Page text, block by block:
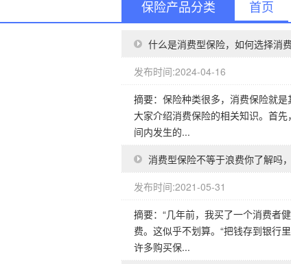
保险产品分类 首页
什么是消费型保险，如何选择消
发布时间:2024-04-16
摘要：保险种类很多，消费保险就
大家介绍消费保险的相关知识。首
间内发生的...
消费型保险不等于浪费你了解吗
发布时间:2021-05-31
摘要：“几年前，我买了一个消费者
费。这似乎不划算。“把钱存到银行
许多购买保...